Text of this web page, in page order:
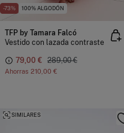
-73% 100% ALGODÓN
TFP by Tamara Falcó
Vestido con lazada contraste
79,00 € 289,00 €
Ahorras 210,00 €
SIMILARES